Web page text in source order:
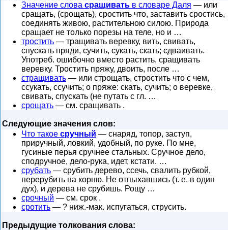
Значение слова сращивать в словаре Даля — или
сращать, (срощать), сростить что, заставить сростись,
соединять живою, растительною силою. Природа
сращает не только порезы на теле, но и …
тростить — тращивать веревку, вить, свивать,
спускать пряди, сучить, сукать, скать; сдваивать.
Употреб. ошибочно вместо растить, сращивать
веревку. Тростить пряжу, двоить, после …
стращивать — или строщать, стростить что с чем,
ссукать, ссучить; о пряже: скать, сучить; о веревке,
свивать, спускать (не путать с гл. …
срощать — см. сращивать .
Следующие значения слов:
Что такое сручный — снаряд, топор, заступ,
приручный, ловкий, удобный, по руке. По мне,
гусиные перья сручнее стальных. Сручное дело,
сподручное, дело-рука, идет, кстати. …
срубать — срубить дерево, ссечь, свалить рубкой,
перерубить на корню. Не отпыхавшись (т. е. в один
дух), и дерева не срубишь. Рощу …
срочный — см. срок .
сротить — ? ниж.-мак. испугаться, струсить.
Предыдущие толкования слова: